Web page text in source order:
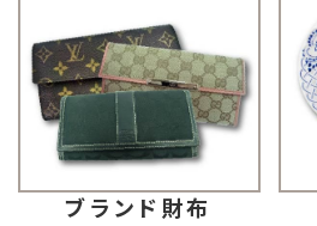
ブランド財布